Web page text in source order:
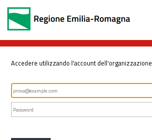
Accedere utilizzando l'account dell'organizzazione